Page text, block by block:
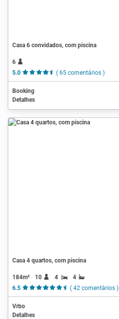
Casa 6 convidados, com piscina
6
5.0
( 65 comentários )
Booking
Detalhes
Casa 4 quartos, com piscina
184m² 10 4
4
6.5
( 42 comentários )
Vrbo
Detalhes